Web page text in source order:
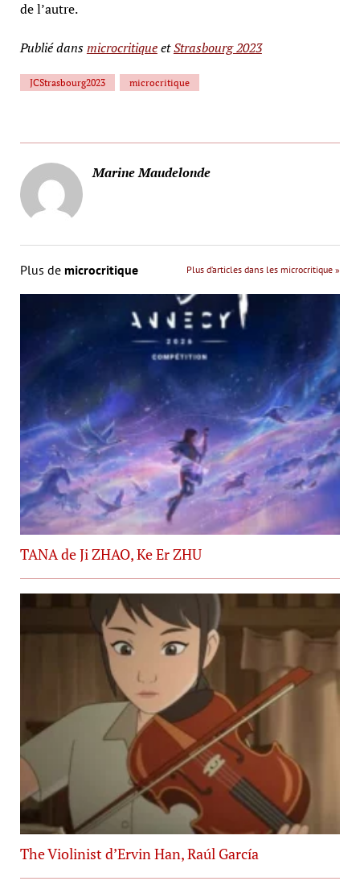
de l’autre.
Publié dansmicrocritiqueetStrasbourg 2023
JCStrasbourg2023 microcritique
Marine Maudelonde
Plus de microcritique Plus d’articles dans les microcritique »
TANA de Ji ZHAO, Ke Er ZHU
The Violinist d’Ervin Han, Raúl García